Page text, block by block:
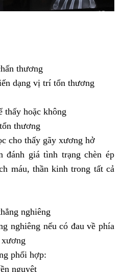
thương
dạng vị trí tổn thương
thấy hoặc không
thương
cho thấy gãy xương hở
đánh giá tình trạng chèn ép
máu, thần kinh trong tất cả
nghiêng
nghiêng nếu có đau về phía
phối hợp:
nguyệt